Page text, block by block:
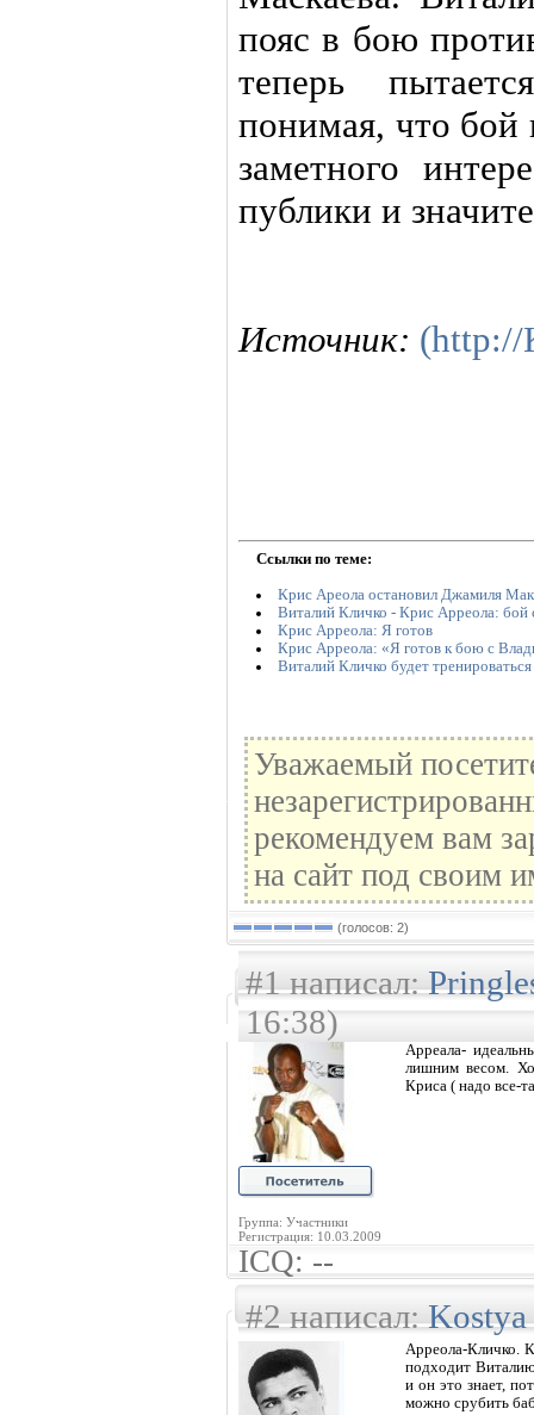
пояс в бою
теперь
понимая, что бой
заметного
публики и
Источник: (http://
Ссылки по теме:
Крис Ареола остановил Джамиля
Виталий Кличко - Крис Арреола: бой
Крис Арреола: Я готов
Крис Арреола: «Я готов к бою с
Виталий Кличко будет
Уважаемый
рекомендуем вам
на сайт под своим
(голосов: 2)
#1 написал:
16:38)
Группа: Участники
Регистрация: 10.03.2009
Арреала-
лишним весом.
Криса ( надо все-
ICQ: --
#2 написал:Kostya
Арреола-Кличко.
подходит
и он это знает,
можно срубить